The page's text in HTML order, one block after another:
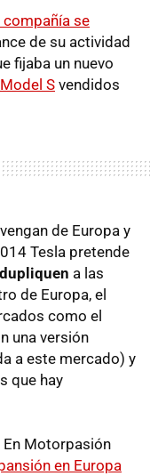
compañía se
de su actividad
fijaba un nuevo
Svendidos
de Europa y
Tesla pretende
dupliquen a las
de Europa, el
como el
una versión
a este mercado) y
que hay
En Motorpasión
en Europa